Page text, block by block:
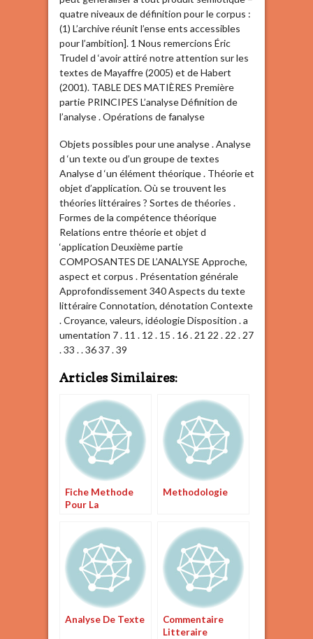
quatre niveaux de définition pour le corpus :
(1) L’archive réunit l’ense ents accessibles
pour l’ambition]. 1 Nous remercions Éric
Trudel d ‘avoir attiré notre attention sur les
textes de Mayaffre (2005) et de Habert
(2001). TABLE DES MATIÈRES Première
partie PRINCIPES L’analyse Définition de
l’analyse . Opérations de fanalyse
Objets possibles pour une analyse . Analyse
d ‘un texte ou d’un groupe de textes
Analyse d ‘un élément théorique . Théorie et
objet d’application. Où se trouvent les
théories littéraires ? Sortes de théories .
Formes de la compétence théorique
Relations entre théorie et objet d
‘application Deuxième partie
COMPOSANTES DE L’ANALYSE Approche,
aspect et corpus . Présentation générale
Approfondissement 340 Aspects du texte
littéraire Connotation, dénotation Contexte
. Croyance, valeurs, idéologie Disposition . a
umentation 7 . 11 . 12 . 15 . 16 . 21 22 . 22 . 27
. 33 . . 36 37 . 39
Articles Similaires:
Fiche Methode
Pour La
Litteraire
Methodologie
Analyse De Texte
Commentaire
Litteraire